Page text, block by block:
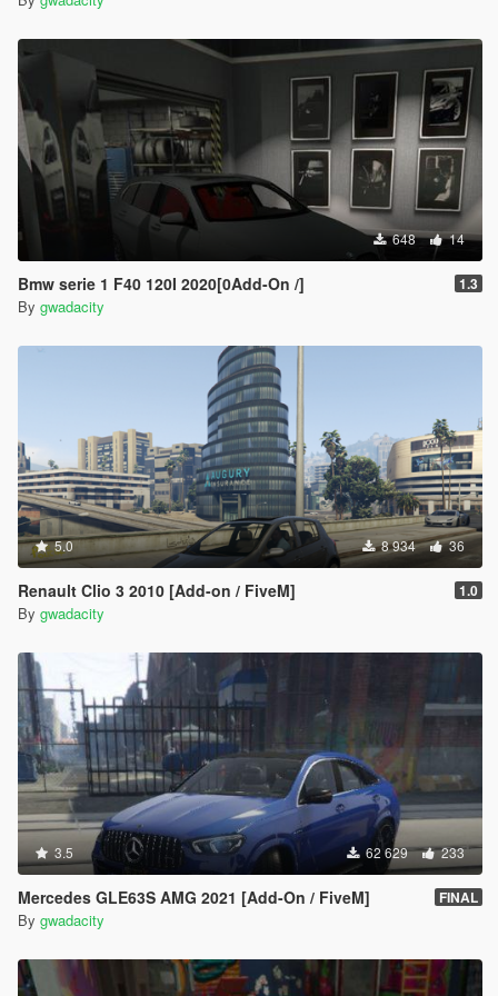
648 14
Bmw serie 1 F40 120I 2020[0Add-On /] 1.3
By gwadacity
5.0 8 934 36
Renault Clio 3 2010 [Add-on / FiveM] 1.0
By gwadacity
3.5 62 629 233
Mercedes GLE63S AMG 2021 [Add-On / FiveM] FINAL
By gwadacity